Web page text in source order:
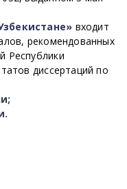
входит
рекомендованных
Республики
диссертаций по